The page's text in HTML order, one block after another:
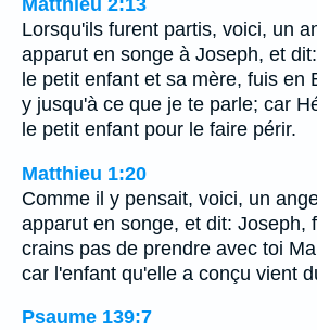
Matthieu 2:13
Lorsqu'ils furent partis, voici, un
apparut en songe à Joseph, et
le petit enfant et sa mère, fuis en
y jusqu'à ce que je te parle; car
le petit enfant pour le faire périr.
Matthieu 1:20
Comme il y pensait, voici, un
apparut en songe, et dit: Joseph,
crains pas de prendre avec toi
car l'enfant qu'elle a conçu vient
Psaume 139:7